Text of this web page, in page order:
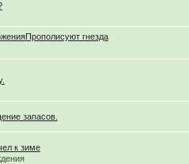
Прополисуют гнезда
запасов.
к зиме